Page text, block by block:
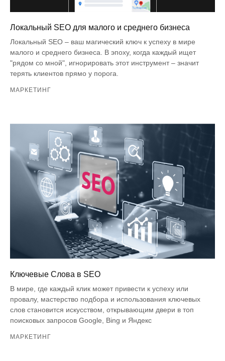
Локальный SEO для малого и среднего бизнеса
Локальный SEO – ваш магический ключ к успеху в мире
малого и среднего бизнеса. В эпоху, когда каждый ищет
"рядом со мной", игнорировать этот инструмент – значит
терять клиентов прямо у порога.
МАРКЕТИНГ
Ключевые Слова в SEO
В мире, где каждый клик может привести к успеху или
провалу, мастерство подбора и использования ключевых
слов становится искусством, открывающим двери в топ
поисковых запросов Google, Bing и Яндекс
МАРКЕТИНГ